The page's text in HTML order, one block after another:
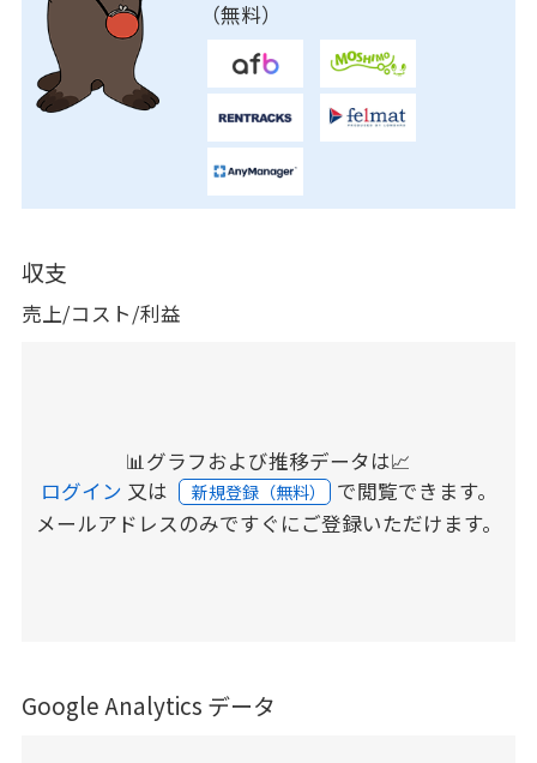
（無料）
収支
売上/コスト/利益
📊グラフおよび推移データは📈
ログイン 又は 新規登録（無料） で閲覧できます。
メールアドレスのみですぐにご登録いただけます。
Google Analytics データ